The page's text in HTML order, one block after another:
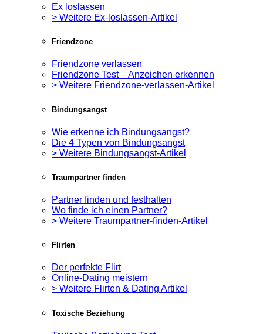
Ex loslassen
> Weitere Ex-loslassen-Artikel
Friendzone
Friendzone verlassen
Friendzone Test – Anzeichen erkennen
> Weitere Friendzone-verlassen-Artikel
Bindungsangst
Wie erkenne ich Bindungsangst?
Die 4 Typen von Bindungsangst
> Weitere Bindungsangst-Artikel
Traumpartner finden
Partner finden und festhalten
Wo finde ich einen Partner?
> Weitere Traumpartner-finden-Artikel
Flirten
Der perfekte Flirt
Online-Dating meistern
> Weitere Flirten & Dating Artikel
Toxische Beziehung